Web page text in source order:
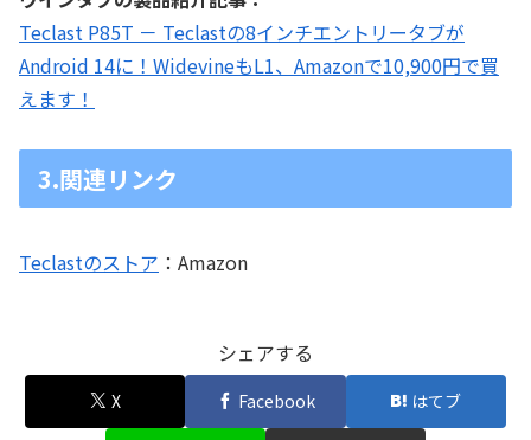
Teclast P85T － Teclastの8インチエントリータブが
Android 14に！WidevineもL1、Amazonで10,900円で買
えます！
3.関連リンク
Teclastのストア ：Amazon
シェアする
X Facebook はてブ